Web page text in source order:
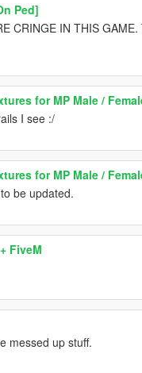
Ped]
CRINGE IN THIS
for MP Male /
I see :/
for MP Male /
be updated.
FiveM
messed up stuff.